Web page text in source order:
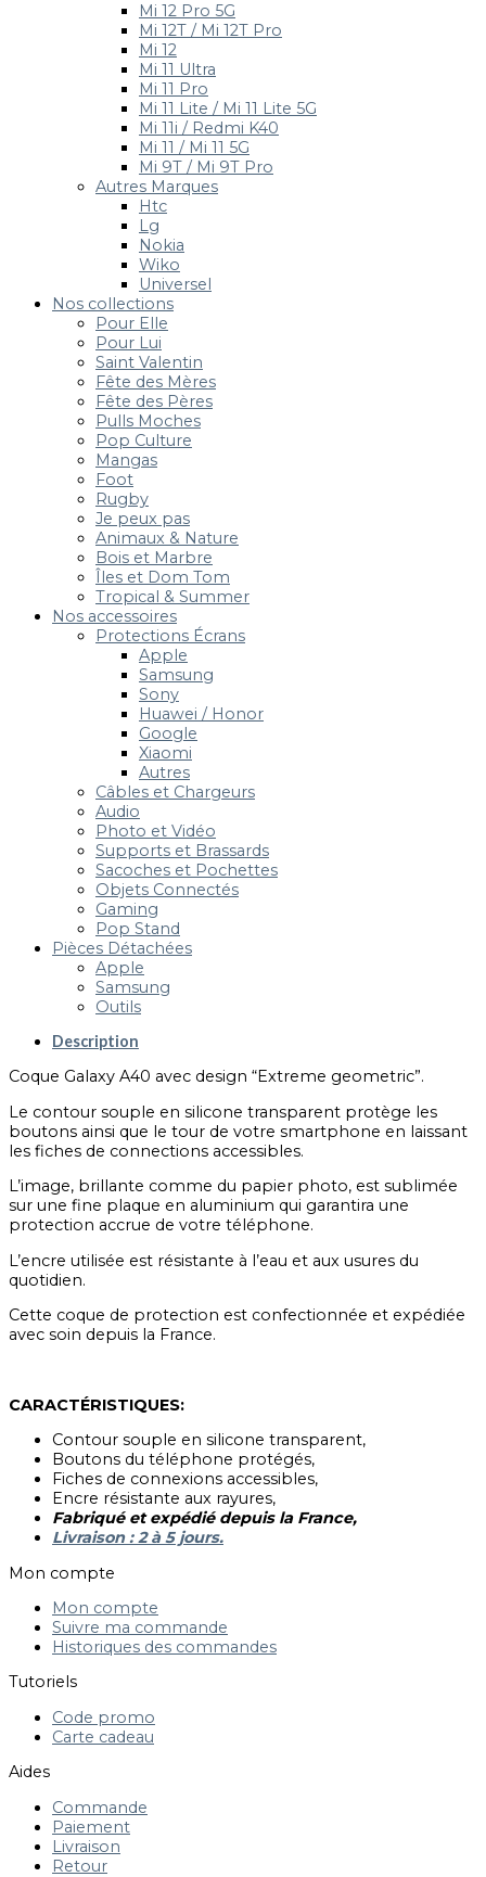
Mi 12 Pro 5G
Mi 12T / Mi 12T Pro
Mi 12
Mi 11 Ultra
Mi 11 Pro
Mi 11 Lite / Mi 11 Lite 5G
Mi 11i / Redmi K40
Mi 11 / Mi 11 5G
Mi 9T / Mi 9T Pro
Autres Marques
Htc
Lg
Nokia
Wiko
Universel
Nos collections
Pour Elle
Pour Lui
Saint Valentin
Fête des Mères
Fête des Pères
Pulls Moches
Pop Culture
Mangas
Foot
Rugby
Je peux pas
Animaux & Nature
Bois et Marbre
Îles et Dom Tom
Tropical & Summer
Nos accessoires
Protections Écrans
Apple
Samsung
Sony
Huawei / Honor
Google
Xiaomi
Autres
Câbles et Chargeurs
Audio
Photo et Vidéo
Supports et Brassards
Sacoches et Pochettes
Objets Connectés
Gaming
Pop Stand
Pièces Détachées
Apple
Samsung
Outils
Description
Coque Galaxy A40 avec design “Extreme geometric”.
Le contour souple en silicone transparent protège les
boutons ainsi que le tour de votre smartphone en laissant
les fiches de connections accessibles.
L’image, brillante comme du papier photo, est sublimée
sur une fine plaque en aluminium qui garantira une
protection accrue de votre téléphone.
L’encre utilisée est résistante à l’eau et aux usures du
quotidien.
Cette coque de protection est confectionnée et expédiée
avec soin depuis la France.
CARACTÉRISTIQUES:
Contour souple en silicone transparent,
Boutons du téléphone protégés,
Fiches de connexions accessibles,
Encre résistante aux rayures,
Fabriqué et expédié depuis la France,
Livraison : 2 à 5 jours.
Mon compte
Mon compte
Suivre ma commande
Historiques des commandes
Tutoriels
Code promo
Carte cadeau
Aides
Commande
Paiement
Livraison
Retour